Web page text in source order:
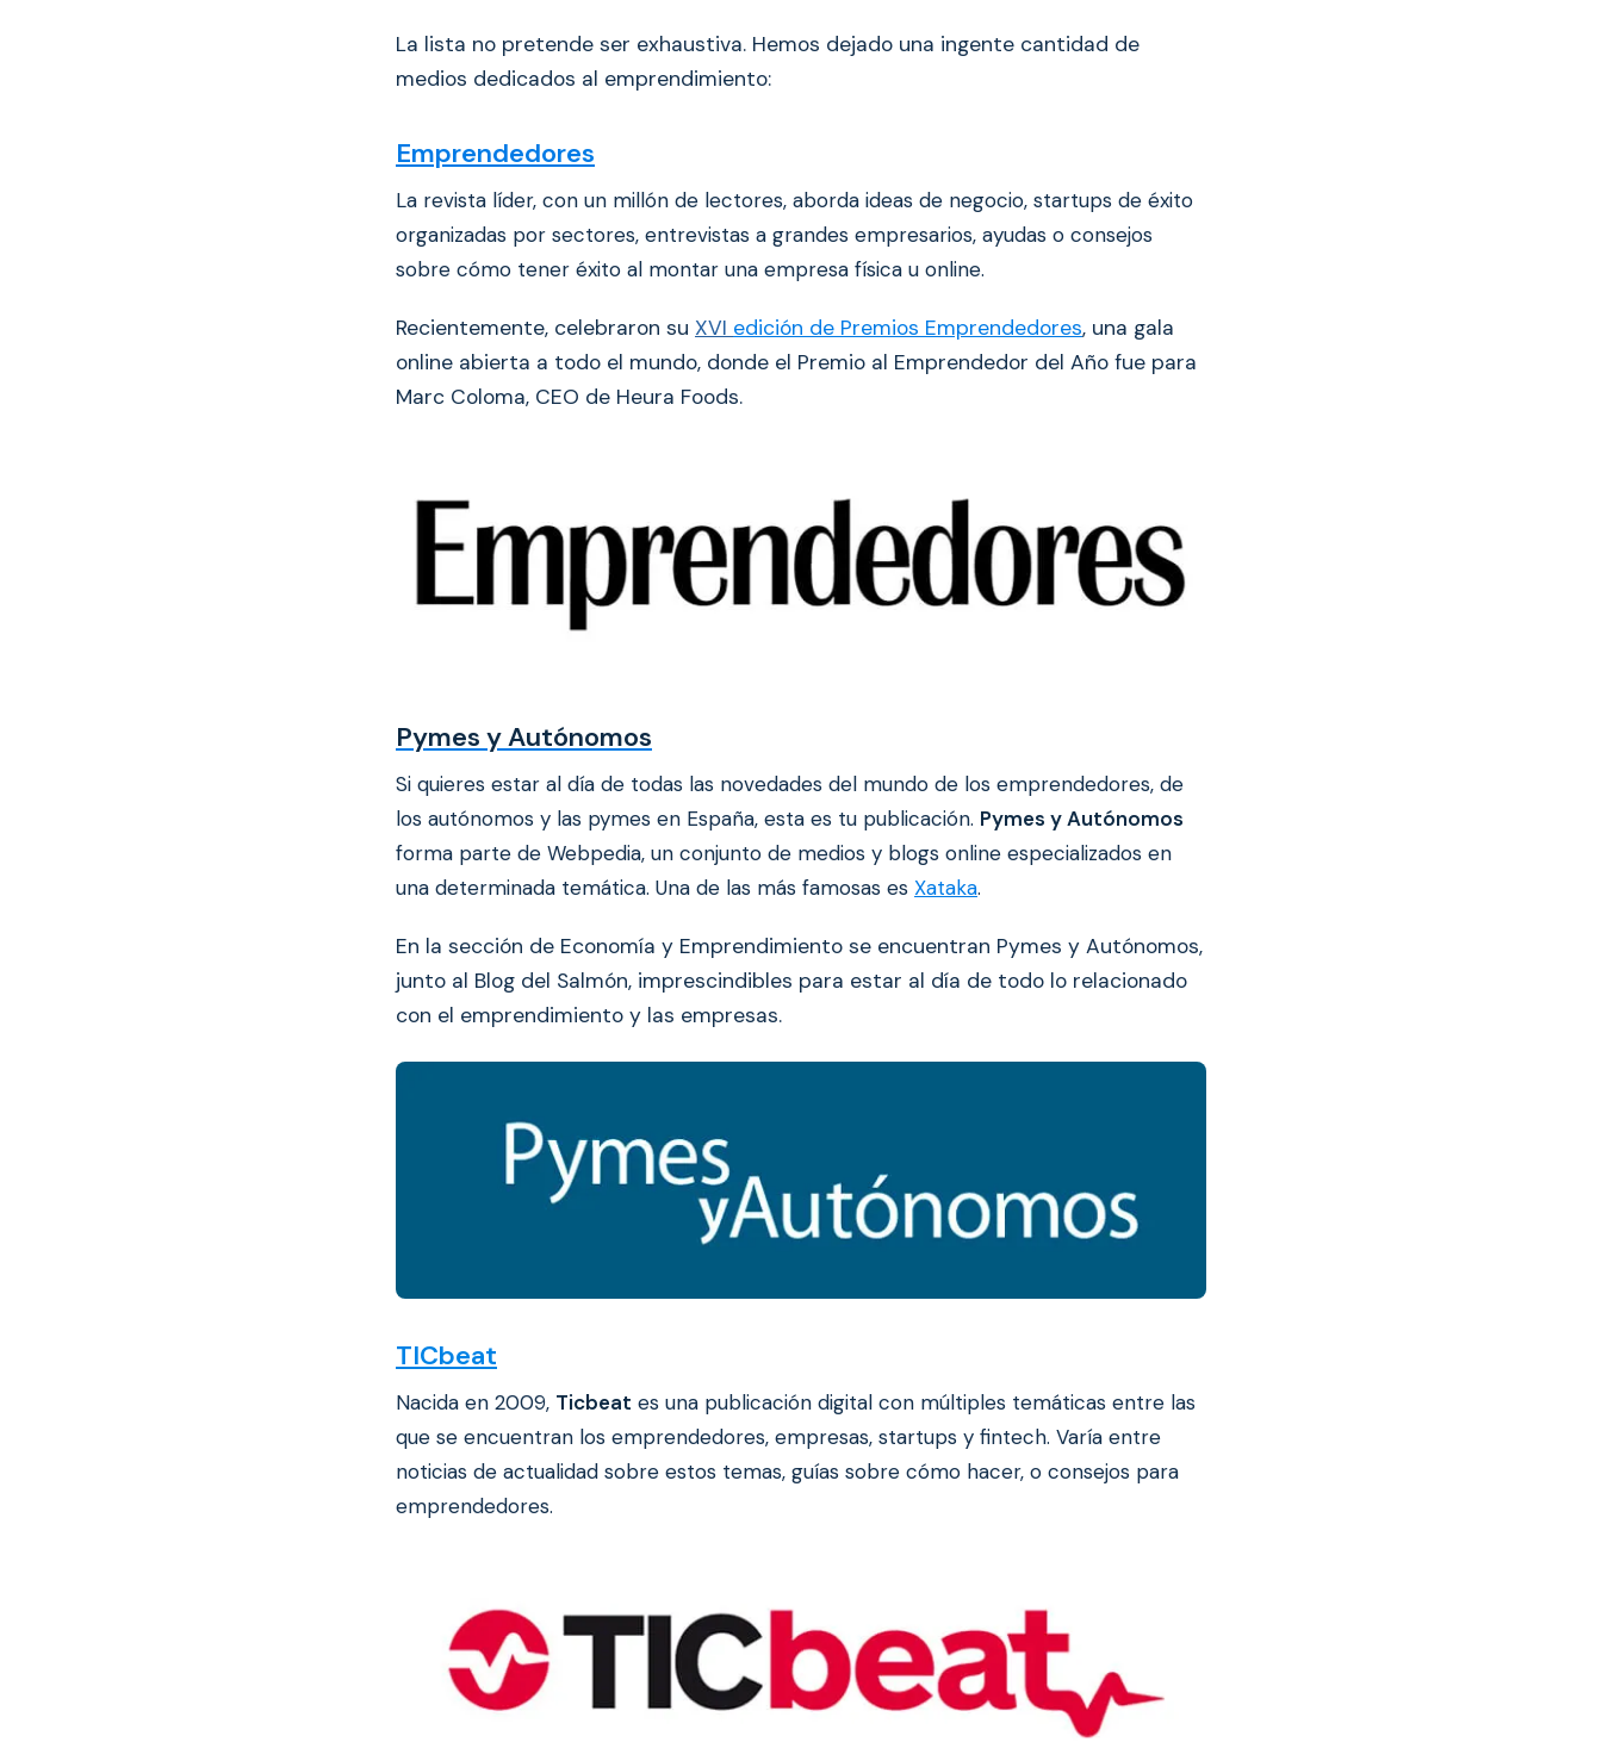
La lista no pretende ser exhaustiva. Hemos dejado una ingente cantidad de
medios dedicados al emprendimiento:
Emprendedores
La revista líder, con un millón de lectores, aborda ideas de negocio, startups de éxito
organizadas por sectores, entrevistas a grandes empresarios, ayudas o consejos
sobre cómo tener éxito al montar una empresa física u online.
Recientemente, celebraron su XVI edición de Premios Emprendedores, una gala
online abierta a todo el mundo, donde el Premio al Emprendedor del Año fue para
Marc Coloma, CEO de Heura Foods.
Pymes y Autónomos
Si quieres estar al día de todas las novedades del mundo de los emprendedores, de
los autónomos y las pymes en España, esta es tu publicación. Pymes y Autónomos
forma parte de Webpedia, un conjunto de medios y blogs online especializados en
una determinada temática. Una de las más famosas es Xataka.
En la sección de Economía y Emprendimiento se encuentran Pymes y Autónomos,
junto al Blog del Salmón, imprescindibles para estar al día de todo lo relacionado
con el emprendimiento y las empresas.
TICbeat
Nacida en 2009, Ticbeat es una publicación digital con múltiples temáticas entre las
que se encuentran los emprendedores, empresas, startups y fintech. Varía entre
noticias de actualidad sobre estos temas, guías sobre cómo hacer, o consejos para
emprendedores.